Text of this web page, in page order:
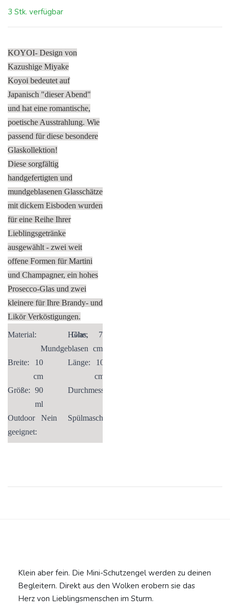
3 Stk. verfügbar
KOYOI- Design von
Kazushige Miyake
Koyoi bedeutet auf
Japanisch "dieser Abend"
und hat eine romantische,
poetische Ausstrahlung. Wie
passend für diese besondere
Glaskollektion!
Diese sorgfältig
handgefertigten und
mundgeblasenen Glasschätze
mit dickem Eisboden wurden
für eine Reihe Ihrer
Lieblingsgetränke
ausgewählt - zwei weit
offene Formen für Martini
und Champagner, ein hohes
Prosecco-Glas und zwei
kleinere für Ihre Brandy- und
Likör Verköstigungen.
Material:
Glas,
Mundgeblasen
Höhe:
7
cm
Breite:
10
cm
Länge:
10
cm
Größe: 90
ml
Durchmesser:
Outdoor
geeignet:
Nein Spülmaschinenfest:
Klein aber fein. Die Mini-Schutzengel werden zu deinen
Begleitern. Direkt aus den Wolken erobern sie das
Herz von Lieblingsmenschen im Sturm.